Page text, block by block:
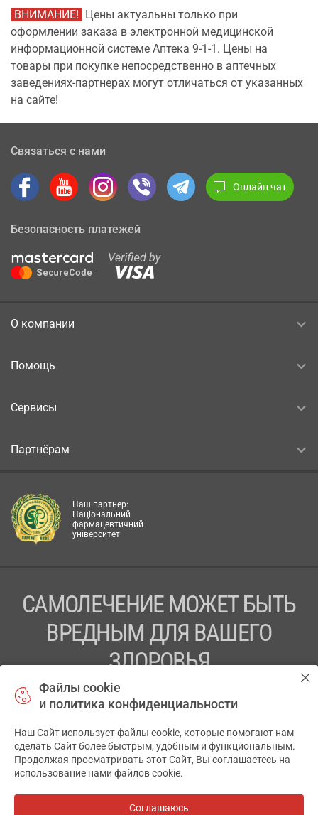
ВНИМАНИЕ! Цены актуальны только при
оформлении заказа в электронной медицинской
информационной системе Аптека 9-1-1. Цены на
товары при покупке непосредственно в аптечных
заведениях-партнерах могут отличаться от указанных
на сайте!
Связаться с нами
Онлайн чат
Безопасность платежей
О компании
Помощь
Сервисы
Партнёрам
Наш партнер:
Національний
фармацевтичний
університет
САМОЛЕЧЕНИЕ МОЖЕТ БЫТЬ
ВРЕДНЫМ ДЛЯ ВАШЕГО
ЗДОРОВЬЯ
ПЕРЕД ПРИМЕНЕНИЕМ ПРЕПАРАТА
ПРОКОНСУЛЬТИРУЙТЕСЬ С ВРАЧОМ
ТОВ «АПТЕКА 911.ЮА» Код ЄДРПОУ 43631965.
Отказ от ответственности
АПТЕКА911.ЮА
Файлы cookie
и политика конфиденциальности
Наш Сайт использует файлы cookie, которые помогают нам
сделать Сайт более быстрым, удобным и функциональным.
Продолжая просматривать этот Сайт, Вы соглашаетесь на
использование нами файлов cookie.
Соглашаюсь
✕